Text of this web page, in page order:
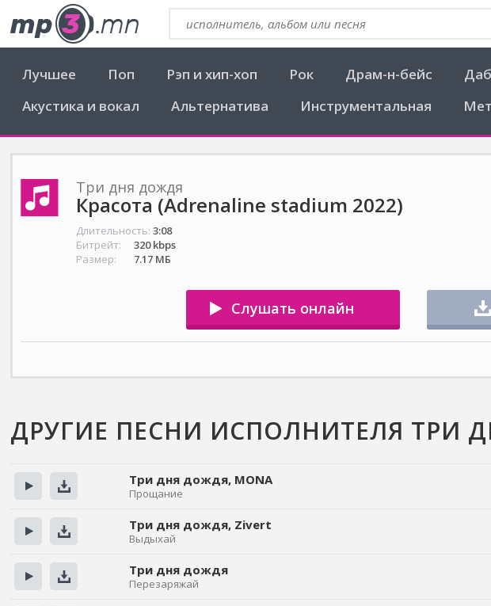
Лучшее Поп Рэп и хип-хоп Рок Драм-н-бейс
Акустика и вокал
Альтернатива Инструментальная
Три дня дождя
Красота (Adrenaline stadium 2022)
Длительность: 3:08
Битрейт:
320 kbps
Размер:
7.17 МБ
Слушать онлайн
ДРУГИЕ ПЕСНИ ИСПОЛНИТЕЛЯ ТРИ
Три дня дождя, MONA
Прощание
Три дня дождя, Zivert
Выдыхай
Три дня дождя
Перезаряжай